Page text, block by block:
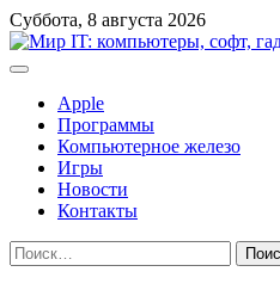
Перейти
к
содержимому
Суббота, 8 августа 2026
Apple
Программы
Компьютерное железо
Игры
Новости
Контакты
Найти: